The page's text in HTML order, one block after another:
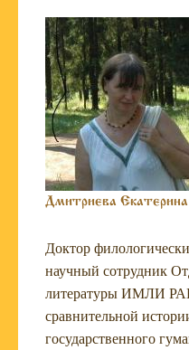
Дмитриева
Доктор
научный сотрудник
литературы ИМЛИ
сравнительной
государственного